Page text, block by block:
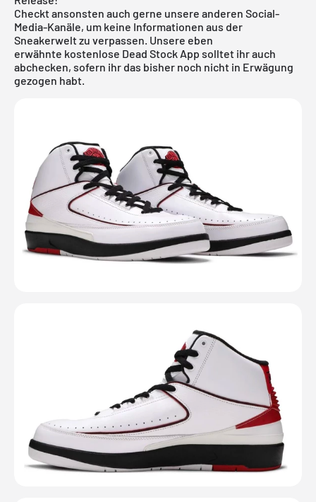
Checkt ansonsten auch gerne unsere anderen Social-
Media-Kanäle, um keine Informationen aus der
Sneakerwelt zu verpassen. Unsere eben
erwähnte kostenlose Dead Stock App solltet ihr auch
abchecken, sofern ihr das bisher noch nicht in Erwägung
gezogen habt.